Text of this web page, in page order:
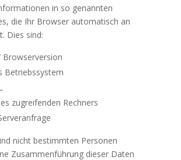
in so genannten
die Ihr Browser automatisch an
Dies sind:
Betriebssystem
zugreifenden Rechners
nicht bestimmten Personen
Zusammenführung dieser Daten